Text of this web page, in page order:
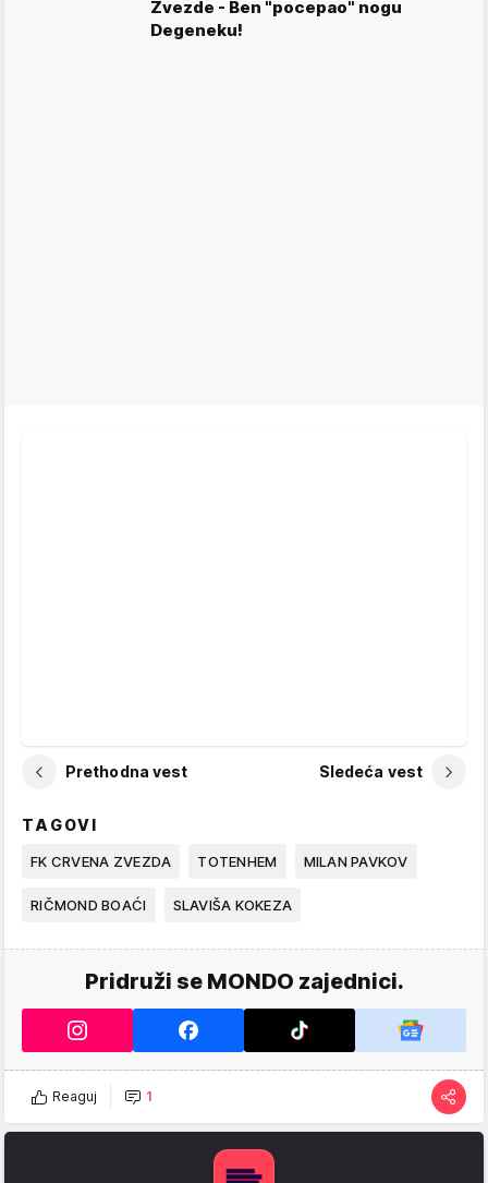
Zvezde - Ben "pocepao" nogu
Degeneku!
Prethodna vest Sledeća vest
TAGOVI
FK CRVENA ZVEZDA TOTENHEM MILAN PAVKOV
RIČMOND BOAĆI SLAVIŠA KOKEZA
Pridruži se MONDO zajednici.
Reaguj 1